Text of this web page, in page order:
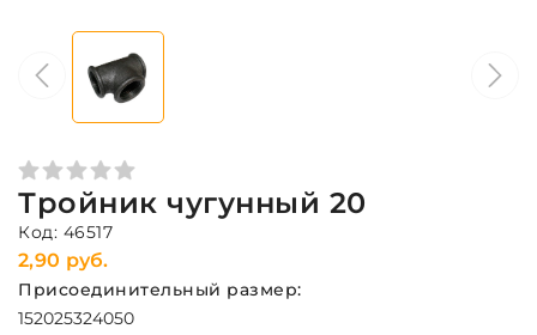
Тройник чугунный 20
Код: 46517
2,90 руб.
Присоединительный размер:
152025324050